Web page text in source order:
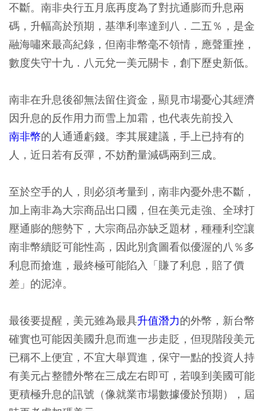
不斷。南非央行五月底再度為了對抗通膨而升息兩
碼，升幅高於預期，基準利率達到八．二五％，是金
融海嘯來最高紀錄，但南非幣毫不領情，應聲重挫，
數度失守十九．八元兌一美元關卡，創下歷史新低。
南非在升息後卻無法留住資金，顯見市場憂心其經濟
因升息的反作用力而雪上加霜，也代表先前投入
南非幣的人通通虧錢。李其展建議，手上已持有的
人，近日若有反彈，不妨酌量減碼兩到三成。
至於空手的人，則必須考量到，南非內憂外患不斷，
加上南非為大宗商品出口國，但在美元走強、全球打
壓通膨的態勢下，大宗商品亦缺乏題材，種種利空讓
南非幣續貶可能性高，因此別貪圖看似優渥的八％多
利息而搶進，最終極可能陷入「賺了利息，賠了價
差」的泥淖。
最後要提醒，美元雖為最具升值潛力的外幣，新台幣
確實也可能因美國升息而進一步走貶，但現階段美元
已稱不上便宜，不宜大舉買進，保守一點的投資人持
有美元占整體外幣在三成左右即可，若嗅到美國可能
更積極升息的訊號（像就業市場數據優於預期），屆